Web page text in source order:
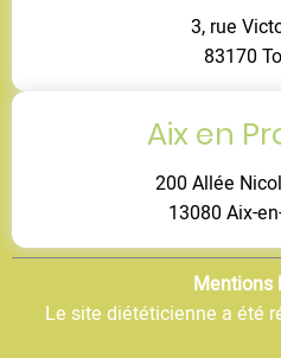
3, rue
83170
Aix en
200 Allée
13080 Aix-
Mentions
Le site diététicienne a été